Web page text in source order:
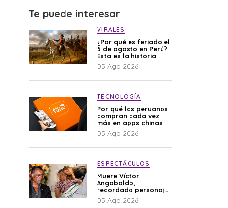
Te puede interesar
VIRALES
¿Por qué es feriado el
6 de agosto en Perú?
Esta es la historia
05 Ago 2026
TECNOLOGÍA
Por qué los peruanos
compran cada vez
más en apps chinas
05 Ago 2026
ESPECTÁCULOS
Muere Víctor
Angobaldo,
recordado personaje
de la farándula y
expareja de Shirley
05 Ago 2026